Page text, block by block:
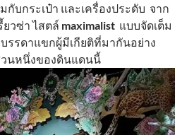
บกระเป๋า และเครื่องประดับ จาก
วซ่า ไสตล์ maximalist แบบจัดเต็ม
รรดาแขกผู้มีเกียติที่มากันอย่าง
วนหนึ่งของดินแดนนี้